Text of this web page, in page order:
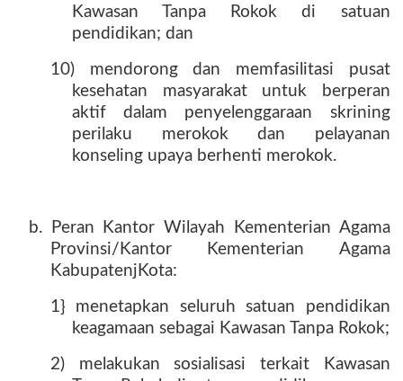
Kawasan Tanpa Rokok di satuan
pendidikan; dan
10) mendorong dan memfasilitasi pusat
kesehatan masyarakat untuk berperan
aktif dalam penyelenggaraan skrining
perilaku merokok dan pelayanan
konseling upaya berhenti merokok.
b. Peran Kantor Wilayah Kementerian Agama
Provinsi/Kantor Kementerian Agama
KabupatenjKota:
1} menetapkan seluruh satuan pendidikan
keagamaan sebagai Kawasan Tanpa Rokok;
2) melakukan sosialisasi terkait Kawasan